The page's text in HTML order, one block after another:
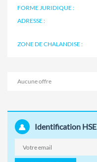
FORME JURIDIQUE :
ADRESSE :
ZONE DE CHALANDISE :
Aucune offre
Identification HSE